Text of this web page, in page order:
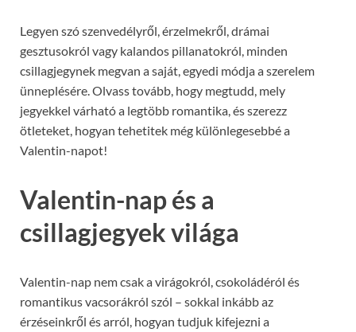
Legyen szó szenvedélyről, érzelmekről, drámai
gesztusokról vagy kalandos pillanatokról, minden
csillagjegynek megvan a saját, egyedi módja a szerelem
ünneplésére. Olvass tovább, hogy megtudd, mely
jegyekkel várható a legtöbb romantika, és szerezz
ötleteket, hogyan tehetitek még különlegesebbé a
Valentin-napot!
Valentin-nap és a
csillagjegyek világa
Valentin-nap nem csak a virágokról, csokoládéról és
romantikus vacsorákról szól – sokkal inkább az
érzéseinkről és arról, hogyan tudjuk kifejezni a